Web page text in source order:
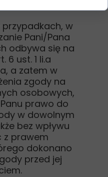
w
Pani/Pana
odbywa się na
6 ust. 1 li.a
a zatem w
zgody na
osobowych,
prawo do
w dowolnym
bez wpływu
z prawem
dokonano
przed jej